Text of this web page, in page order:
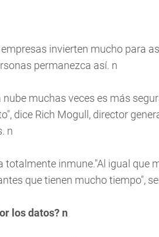
empresas invierten mucho para
permanezca así. n
muchas veces es más
dice Rich Mogull, director
n
totalmente inmune."Al igual que
que tienen mucho tiempo",
los datos? n